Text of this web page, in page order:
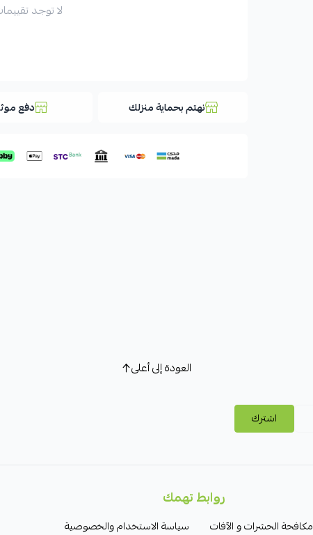
لا توجد
نهتم بحماية منزلك دفع
العودة إلى أعلى
اشترك
روابط تهمك
مكافحة الحشرات و الآفات سياسة الاستخدام والخصوصية